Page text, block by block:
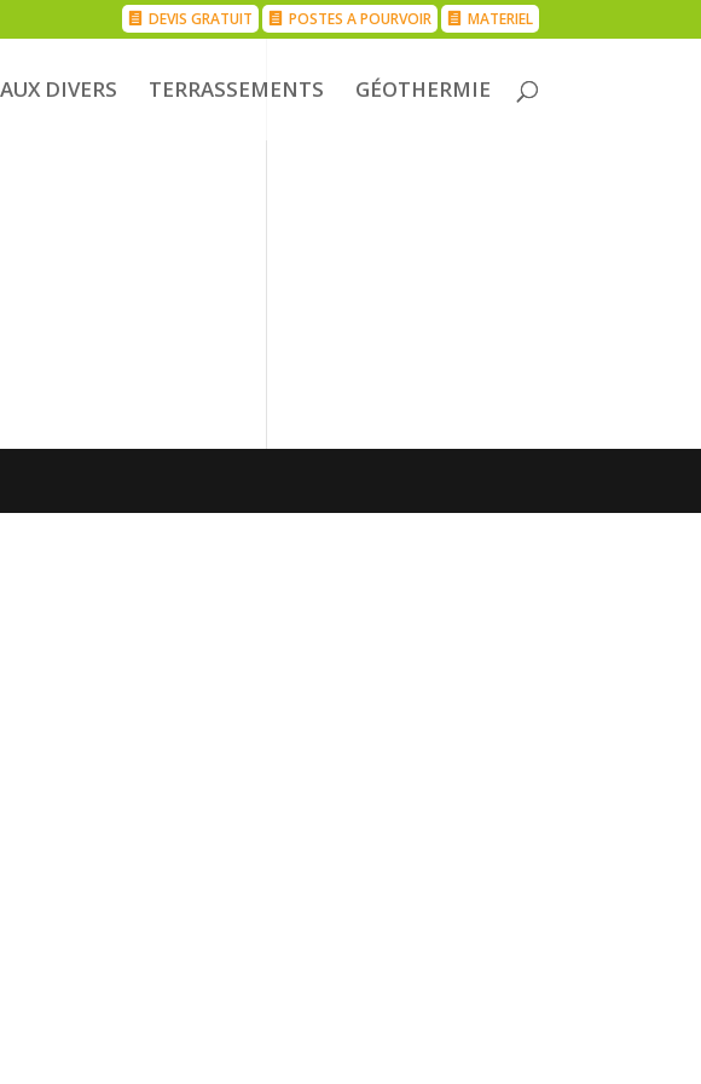
DEVIS GRATUIT POSTES A POURVOIR MATERIEL
DIVERS TERRASSEMENTS GÉOTHERMIE